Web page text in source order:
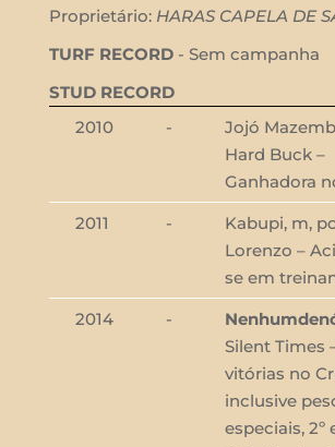
Proprietário: HARAS CAPELA DE
TURF RECORD- Sem campanha
STUD RECORD
2010
-
Jojó
Hard Buck –
Ganhadora
2011
-
Kabupi, m,
Lorenzo –
se em
2014
-
Silent Times
vitórias no
inclusive
especiais, 2º